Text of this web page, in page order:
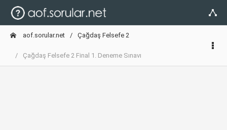
aof.sorular.net Çağdaş Felsefe 2
Çağdaş Felsefe 2 Final 1. Deneme Sınavı